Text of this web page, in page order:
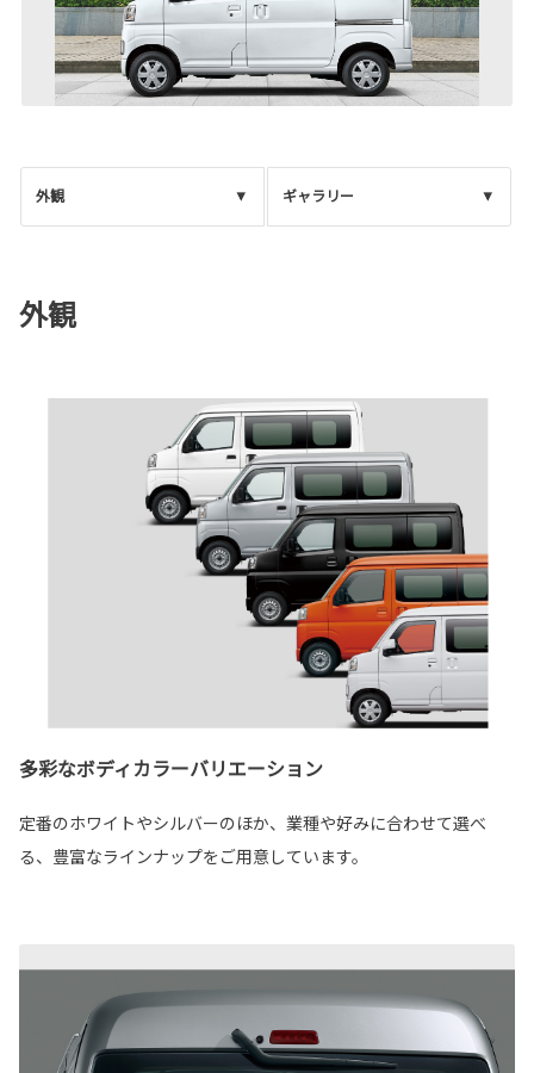
外観 ギャラリー
外観
多彩なボディカラーバリエーション
定番のホワイトやシルバーのほか、業種や好みに合わせて選べ
る、豊富なラインナップをご用意しています。